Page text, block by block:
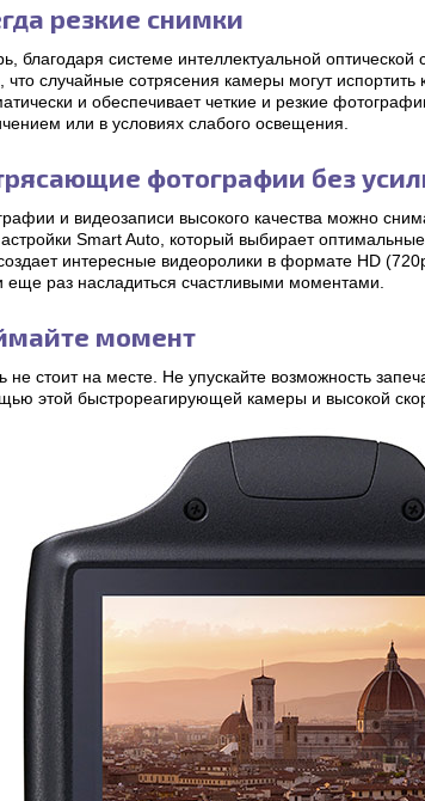
резкие снимки
благодаря системе интеллектуальной
что случайные сотрясения камеры могут
и обеспечивает четкие и резкие
или в условиях слабого освещения.
фотографии без
и видеозаписи высокого качества можно
Smart Auto, который выбирает
интересные видеоролики в формате HD
еще раз насладиться счастливыми моментами.
момент
не стоит на месте. Не упускайте возможность
этой быстрореагирующей камеры и высокой